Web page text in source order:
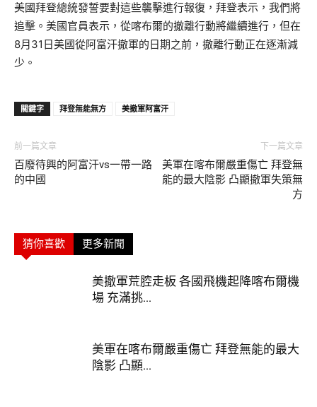
美國拜登總統發誓要對這些襲擊進行報復，拜登表示，我們將
追擊。美國官員表示，從喀布爾的撤離行動將繼續進行，但在
8月31日美國從阿富汗撤軍的日期之前，撤離行動正在逐漸減
少。
關鍵字 拜登無能無方 美撤軍阿富汗
前一篇文章
百廢待興的阿富汗vs一帶一路
的中國
下一篇文章
美軍在喀布爾嚴重傷亡 拜登無
能的最大陰影 凸顯撤軍失策無
方
猜你喜歡 更多新聞
美撤軍荒腔走板 各國飛機起降喀布爾機
場 充滿挑...
美軍在喀布爾嚴重傷亡 拜登無能的最大
陰影 凸顯...